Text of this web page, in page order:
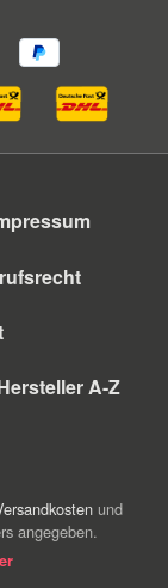
A-Z
und
angegeben.